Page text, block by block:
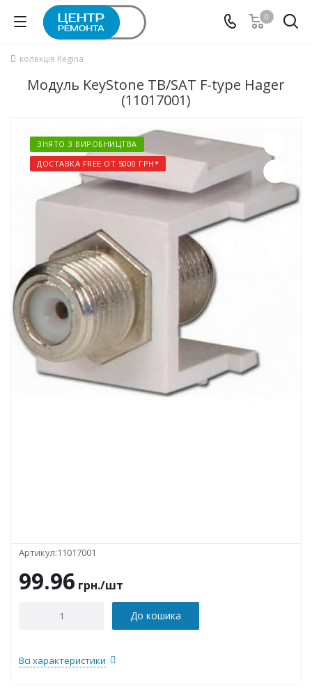
0
колекція Regina
Модуль KeyStone ТВ/SАТ F-type Hager
(11017001)
ЗНЯТО З ВИРОБНИЦТВА
ДОСТАВКА FREE ОТ 5000 ГРН*
Артикул:11017001
99.96 грн./шт
До кошика
Всі характеристики